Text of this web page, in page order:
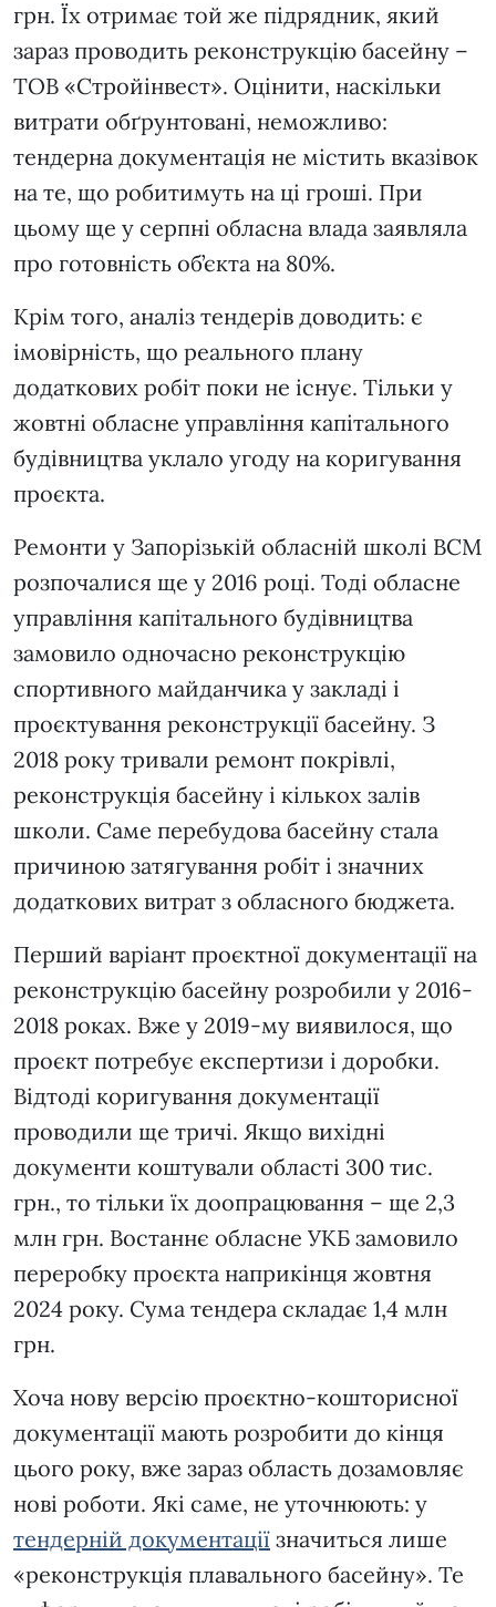
грн. Їх отримає той же підрядник, який
зараз проводить реконструкцію басейну –
ТОВ «Стройінвест». Оцінити, наскільки
витрати обґрунтовані, неможливо:
тендерна документація не містить вказівок
на те, що робитимуть на ці гроші. При
цьому ще у серпні обласна влада заявляла
про готовність об’єкта на 80%.
Крім того, аналіз тендерів доводить: є
імовірність, що реального плану
додаткових робіт поки не існує. Тільки у
жовтні обласне управління капітального
будівництва уклало угоду на коригування
проєкта.
Ремонти у Запорізькій обласній школі ВСМ
розпочалися ще у 2016 році. Тоді обласне
управління капітального будівництва
замовило одночасно реконструкцію
спортивного майданчика у закладі і
проєктування реконструкції басейну. З
2018 року тривали ремонт покрівлі,
реконструкція басейну і кількох залів
школи. Саме перебудова басейну стала
причиною затягування робіт і значних
додаткових витрат з обласного бюджета.
Перший варіант проєктної документації на
реконструкцію басейну розробили у 2016-
2018 роках. Вже у 2019-му виявилося, що
проєкт потребує експертизи і доробки.
Відтоді коригування документації
проводили ще тричі. Якщо вихідні
документи коштували області 300 тис.
грн., то тільки їх доопрацювання – ще 2,3
млн грн. Востаннє обласне УКБ замовило
переробку проєкта наприкінця жовтня
2024 року. Сума тендера складає 1,4 млн
грн.
Хоча нову версію проєктно-кошторисної
документації мають розробити до кінця
цього року, вже зараз область дозамовляє
нові роботи. Які саме, не уточнюють: у
тендерній документації значиться лише
«реконструкція плавального басейну». Те